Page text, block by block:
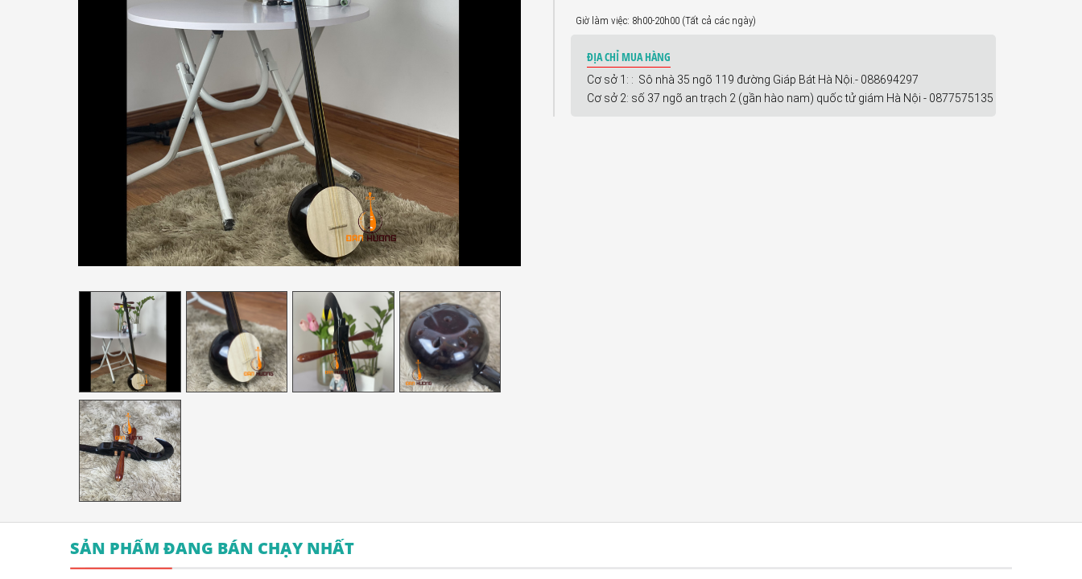
Giờ làm việc: 8h00-20h00 (Tất cả các ngày)
ĐỊA CHỈ MUA HÀNG
Cơ sở 1: : Sô nhà 35 ngõ 119 đường Giáp Bát Hà Nội.- 088694297
Cơ sở 2: số 37 ngõ an trạch 2 (gần hào nam) quốc tử giám Hà Nội - 0877575135
SẢN PHẨM ĐANG BÁN CHẠY NHẤT